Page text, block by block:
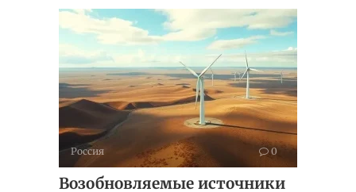
Россия 0
Возобновляемые источники